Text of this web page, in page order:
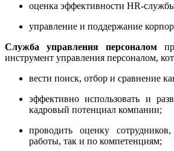
оценка эффективности HR-
управление и поддержание
Служба управления персоналом
инструмент управления персоналом,
вести поиск, отбор и сравнение
эффективно использовать и
кадровый потенциал компании;
проводить оценку
работы, так и по компетенциям;